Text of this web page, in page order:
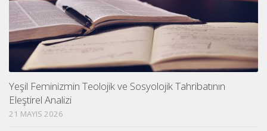
Yeşil Feminizmin Teolojik ve Sosyolojik Tahribatının
Eleştirel Analizi
21 MAYIS 2026